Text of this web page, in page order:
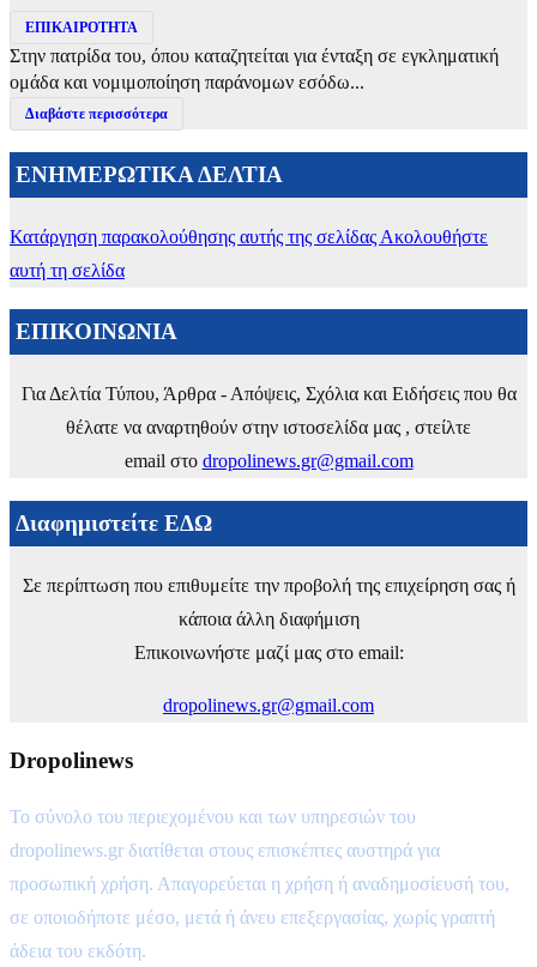
ΕΠΙΚΑΙΡΟΤΗΤΑ
Στην πατρίδα του, όπου καταζητείται για ένταξη σε εγκληματική
ομάδα και νομιμοποίηση παράνομων εσόδω...
Διαβάστε περισσότερα
ΕΝΗΜΕΡΩΤΙΚΑ ΔΕΛΤΙΑ
Κατάργηση παρακολούθησης αυτής της σελίδας Ακολουθήστε
αυτή τη σελίδα
ΕΠΙΚΟΙΝΩΝΙΑ
Για Δελτία Τύπου, Άρθρα - Απόψεις, Σχόλια και Ειδήσεις που θα
θέλατε να αναρτηθούν στην ιστοσελίδα μας , στείλτε
email στο dropolinews.gr@gmail.com
Διαφημιστείτε ΕΔΩ
Σε περίπτωση που επιθυμείτε την προβολή της επιχείρηση σας ή
κάποια άλλη διαφήμιση
Επικοινωνήστε μαζί μας στο email:
dropolinews.gr@gmail.com
Dropolinews
Το σύνολο του περιεχομένου και των υπηρεσιών του
dropolinews.gr διατίθεται στους επισκέπτες αυστηρά για
προσωπική χρήση. Απαγορεύεται η χρήση ή αναδημοσίευσή του,
σε οποιοδήποτε μέσο, μετά ή άνευ επεξεργασίας, χωρίς γραπτή
άδεια του εκδότη.